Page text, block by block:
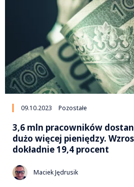
09.10.2023 Pozostałe
3,6 mln pracowników
dużo więcej pieniędzy.
dokładnie 19,4 procent
Maciek Jędrusik